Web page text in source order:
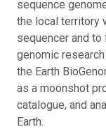
sequence
the local territory
sequencer and
genomic
the Earth
as a moonshot
catalogue, and
Earth.